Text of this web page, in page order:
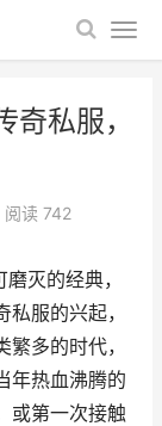
私服，
阅读 742
灭的经典，
服的兴起，
多的时代，
年热血沸腾的
或第一次接触